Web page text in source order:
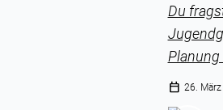
Du
calendar_today 26.